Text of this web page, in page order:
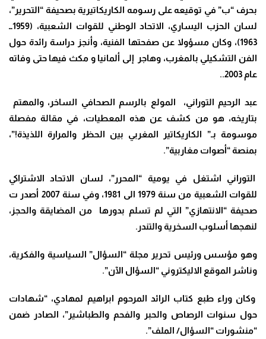
بحرف “ب” في توقيعه على رسومه الكاريكاتيرية بصحيفة “التحرير”،
لسان الحزب اليساري، الاتحاد الوطني للقوات الشعبية، (1959ــ
1963)، وكان مسؤولا عن صفحتها الفنية، وأنجز دراسة رائدة حول
الفن التشكيلي بالمغرب، وهاجر إلى ألمانيا و مكث فيها حتى وفاته
عام 2003..
عبد الرحيم التوراني، المولع بالرسم الصحافي الساخر، والمهتم
بتاريخه، هو من كشف عن هذه المعطيات، في مقالة مفصلة
موسومة بـ” الكاريكاتير المغربي بين الحظر والمرارة اللذيذة!”،
بمنصة “أصوات مغاربية”.
التوراني اشتغل في يومية “المحرر”، لسان الاتحاد الاشتراكي
للقوات الشعبية من سنة 1979 الى 1981، وفي سنة 2007 أصدر ت
صحيفة “الانتهازي” التي لم تسلم بدورها من المضايقة والحجز،
لنهجها أسلوب السخرية والتندر.
وهو مؤسس ورئيس تحرير مجلة “السؤال” السياسية والفكرية،
وناشر الموقع الاليكتروني “السؤال الآن”.
وكان وراء طبع كتاب الرائد المرحوم ابراهيم لمهادي، “شهادات
حول سنوات الرصاص والحبر والفحم والطباشير”، الصادر ضمن
“منشورات “السؤال/ الملف”.